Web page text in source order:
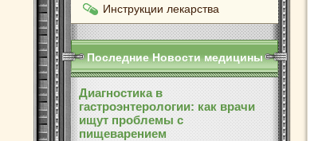
Инструкции лекарства
Последние Новости медицины
Диагностика в
гастроэнтерологии: как врачи
ищут проблемы с
пищеварением